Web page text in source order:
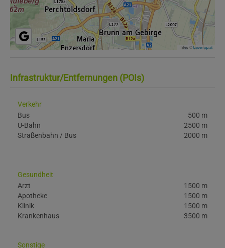
Tiles ©basemap.at
Infrastruktur/Entfernungen (POIs)
Verkehr
Bus
500 m
U-Bahn
2500 m
Straßenbahn / Bus
2000 m
Gesundheit
Arzt
1500 m
Apotheke
1500 m
Klinik
1500 m
Krankenhaus
3500 m
Sonstige